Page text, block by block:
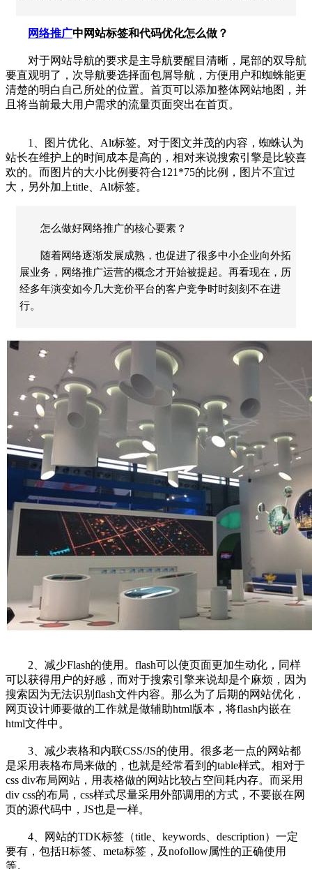
网络推广中网站标签和代码优化怎么做？
对于网站导航的要求是主导航要醒目清晰，尾部的双导航
要直观明了，次导航要选择面包屑导航，方便用户和蜘蛛能更
清楚的明白自己所处的位置。首页可以添加整体网站地图，并
且将当前最大用户需求的流量页面突出在首页。
1、图片优化、Alt标签。对于图文并茂的内容，蜘蛛认为
站长在维护上的时间成本是高的，相对来说搜索引擎是比较喜
欢的。而图片的大小比例要符合121*75的比例，图片不宜过
大，另外加上title、Alt标签。
怎么做好网络推广的核心要素？
随着网络逐渐发展成熟，也促进了很多中小企业向外拓
展业务，网络推广运营的概念才开始被提起。再看现在，历
经多年演变如今几大竞价平台的客户竞争时时刻刻不在进
行。
2、减少Flash的使用。flash可以使页面更加生动化，同样
可以获得用户的好感，而对于搜索引擎来说却是个麻烦，因为
搜索因为无法识别flash文件内容。那么为了后期的网站优化，
网页设计师要做的工作就是做辅助html版本，将flash内嵌在
html文件中。
3、减少表格和内联CSS/JS的使用。很多老一点的网站都
是采用表格布局来做的，也就是经常看到的table样式。相对于
css div布局网站，用表格做的网站比较占空间耗内存。而采用
div css的布局，css样式尽量采用外部调用的方式，不要嵌在网
页的源代码中，JS也是一样。
4、网站的TDK标签（title、keywords、description）一定
要有，包括H标签、meta标签，及nofollow属性的正确使用
等。